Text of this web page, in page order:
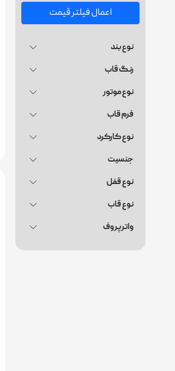
اعمال فیلتر قیمت
نوع بند
رنگ قاب
نوع موتور
فرم قاب
نوع کارکرد
جنسیت
نوع قفل
نوع قاب
واترپروف